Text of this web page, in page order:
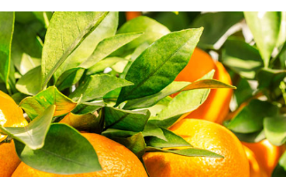
des
aliments